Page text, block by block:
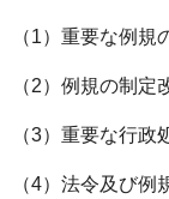
（1）重要な例規
（2）例規の制定
（3）重要な行政
（4）法令及び例